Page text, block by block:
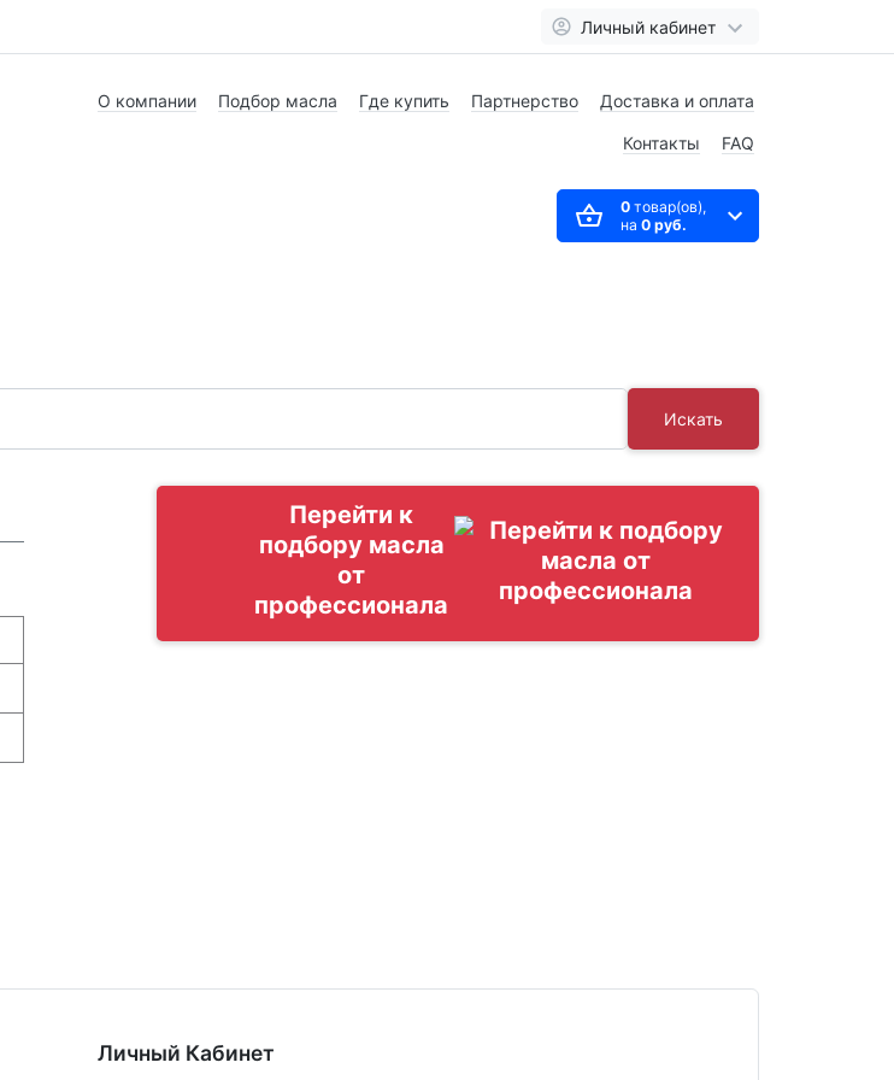
Личный кабинет
О компании Подбор масла Где купить Партнерство Доставка и оплата
Контакты FAQ
0товар(ов),
на 0 руб.
Искать
Перейти к
подбору масла
от
профессионала
Личный Кабинет